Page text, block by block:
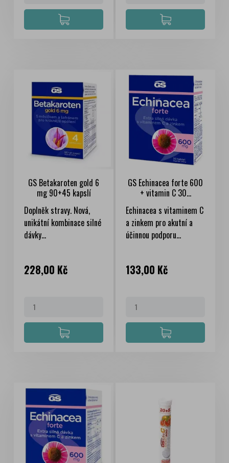
GS Betakaroten gold 6
mg 90+45 kapslí
Doplněk stravy. Nová,
unikátní kombinace silné
dávky...
Cena
228,00 Kč
GS Echinacea forte 600
+ vitamin C 30...
Echinacea s vitaminem C
a zinkem pro akutní a
účinnou podporu...
Cena
133,00 Kč